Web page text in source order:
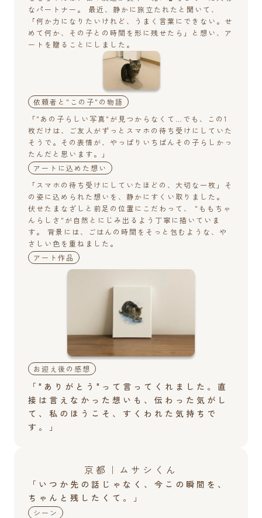
なパートナー。 最近、静かに旅立たれたと聞いて、
「何か力になりたいけれど、うまく言葉にできない。せ
めて何か、その子との時間を形に残せたら」と想い、ア
ートを贈ることにしました。
依頼者と"この子"の物語
「"あの子らしい写真"が見つからなくて…でも、この1
枚だけは、ご友人がずっとスマホの待ち受けにしていた
そうで。その表情が、やっぱりいちばんその子らしかっ
たんだと思います。」
アートに込めた想い
「スマホの待ち受けにしていたほどの、大切な一枚」そ
の姿に込められた想いを、静かにすくい取りました。
伏せたまなざしと前足の位置にこだわって、 "ももちゃ
んらしさ"が自然とにじみ出るよう丁寧に描いていま
す。 背景には、ごはんの時間をそっと包むような、や
さしい色を重ねました。
アート作品
お迎え後の感想
「"ありがとう"って言ってくれました。直
接は言えなかった想いも、伝わった気がし
て、私のほうこそ、すくわれた気持ちで
す。」
京都｜ムサシくん
「いつか先の話じゃなく、今この瞬間を、
ちゃんと残したくて。」
シーン